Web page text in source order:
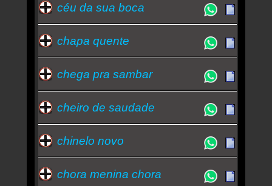
céu da sua boca
chapa quente
chega pra sambar
cheiro de saudade
chinelo novo
chora menina chora